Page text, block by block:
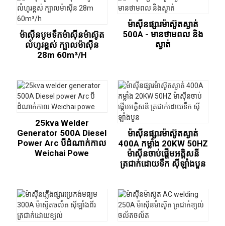
ម៉ាស៊ីនបូមទឹកម៉ាស៊ីនម៉ាស៊ូត
លំហូរខ្ពស់ ក្បាលម៉ាស៊ីន
28m 60m³/h
ម៉ាស៊ីនផ្សារម៉ាស៊ូតស្ងាត់
500A - មានថាមពល និង
ស្ងាត់
25kva Welder
Generator 500A Diesel
Power Arc បីដំណាក់កាល
Weichai Powe
ម៉ាស៊ីនផ្សារម៉ាស៊ូតស្ងាត់
400A កម្លាំង 20KW 50HZ
ម៉ាស៊ីនចាប់ផ្តើមអគ្គិសនី
ត្រជាក់ដោយទឹក ស៊ីឡាំងបួន